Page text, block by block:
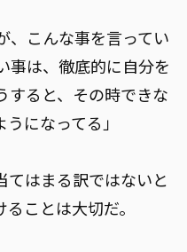
、こんな事を言ってい
事は、徹底的に自分を
すると、その時できな
になってる」
てはまる訳ではないと
ことは大切だ。